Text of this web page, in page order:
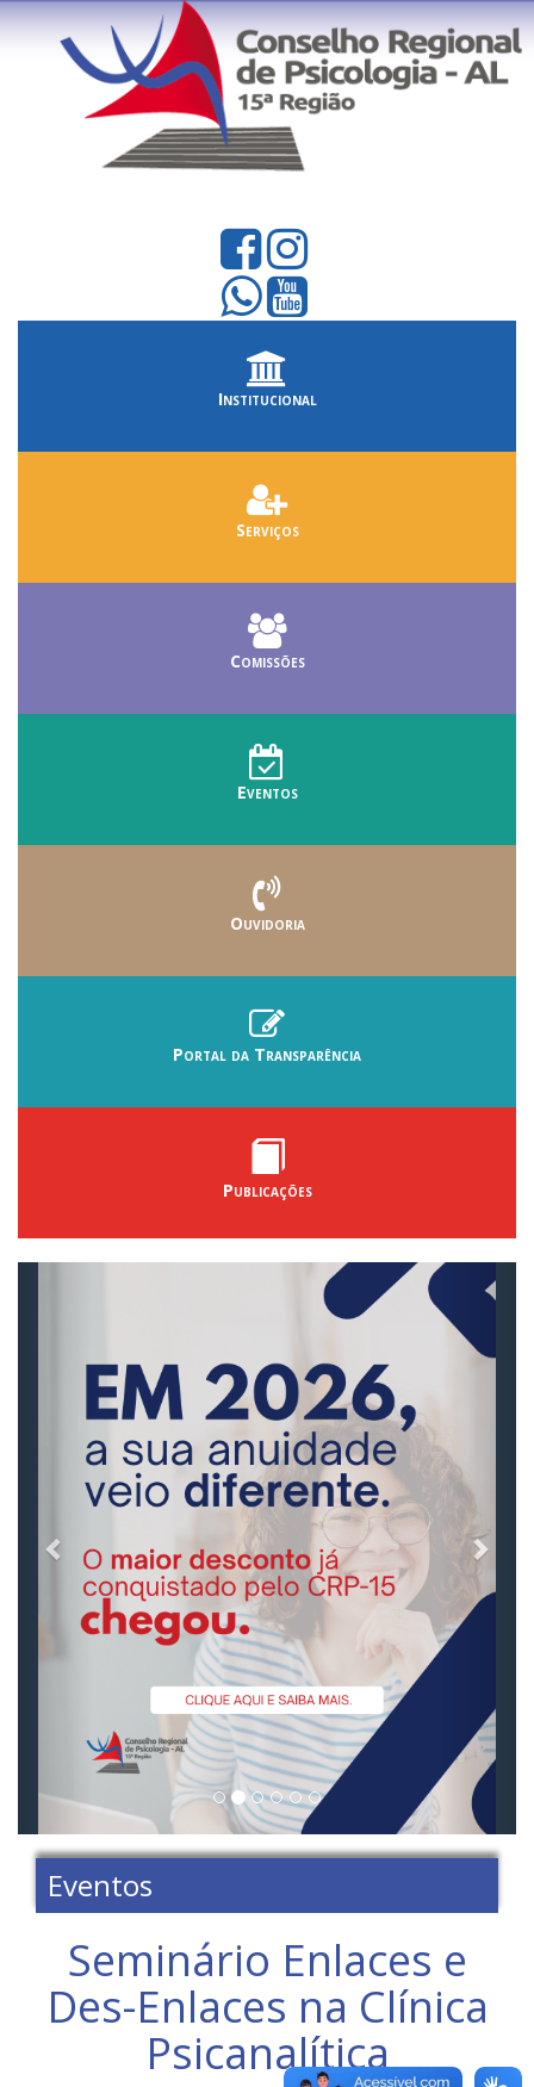
Institucional
Serviços
Comissões
Eventos
Ouvidoria
Portal da Transparência
Publicações
Eventos
Seminário Enlaces e
Des-Enlaces na Clínica
Psicanalítica